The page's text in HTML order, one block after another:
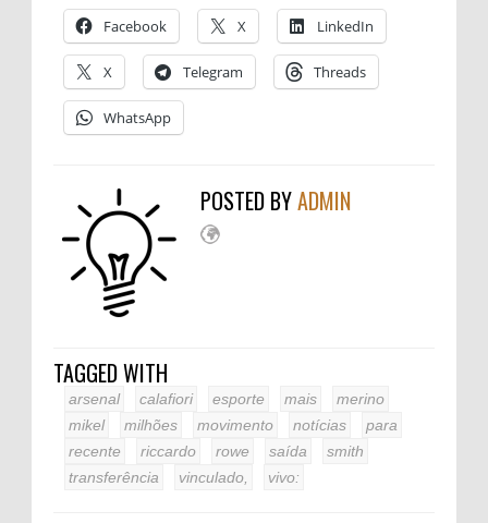
Facebook X LinkedIn
X Telegram Threads
WhatsApp
POSTED BYADMIN
TAGGED WITH
arsenal calafiori esporte mais
merino
mikel
milhões movimento notícias
para
recente
riccardo rowe saída
smith
transferência
vinculado, vivo: